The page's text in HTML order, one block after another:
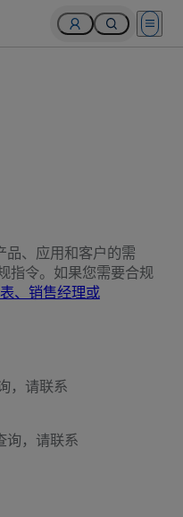
Open
品、应用和客户的需
指令。如果您需要合规
、销售经理或
，请联系
询，请联系